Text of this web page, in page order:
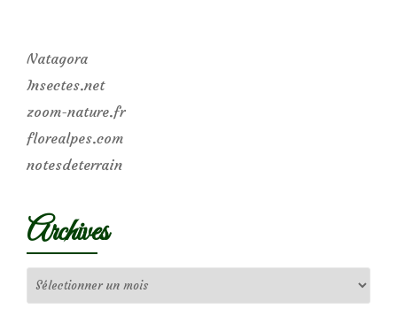
Natagora
Insectes.net
zoom-nature.fr
florealpes.com
notesdeterrain
Archives